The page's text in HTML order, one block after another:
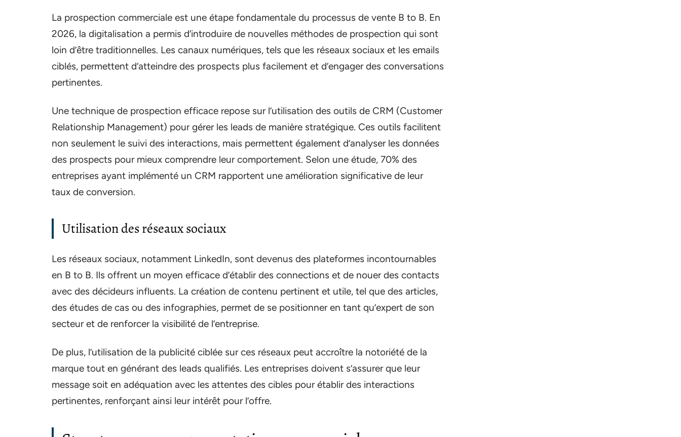
La prospection commerciale est une étape fondamentale du processus de vente B to B. En
2026, la digitalisation a permis d’introduire de nouvelles méthodes de prospection qui sont
loin d’être traditionnelles. Les canaux numériques, tels que les réseaux sociaux et les emails
ciblés, permettent d’atteindre des prospects plus facilement et d’engager des conversations
pertinentes.
Une technique de prospection efficace repose sur l’utilisation des outils de CRM (Customer
Relationship Management) pour gérer les leads de manière stratégique. Ces outils facilitent
non seulement le suivi des interactions, mais permettent également d’analyser les données
des prospects pour mieux comprendre leur comportement. Selon une étude, 70% des
entreprises ayant implémenté un CRM rapportent une amélioration significative de leur
taux de conversion.
Utilisation des réseaux sociaux
Les réseaux sociaux, notamment LinkedIn, sont devenus des plateformes incontournables
en B to B. Ils offrent un moyen efficace d’établir des connections et de nouer des contacts
avec des décideurs influents. La création de contenu pertinent et utile, tel que des articles,
des études de cas ou des infographies, permet de se positionner en tant qu’expert de son
secteur et de renforcer la visibilité de l’entreprise.
De plus, l’utilisation de la publicité ciblée sur ces réseaux peut accroître la notoriété de la
marque tout en générant des leads qualifiés. Les entreprises doivent s’assurer que leur
message soit en adéquation avec les attentes des cibles pour établir des interactions
pertinentes, renforçant ainsi leur intérêt pour l’offre.